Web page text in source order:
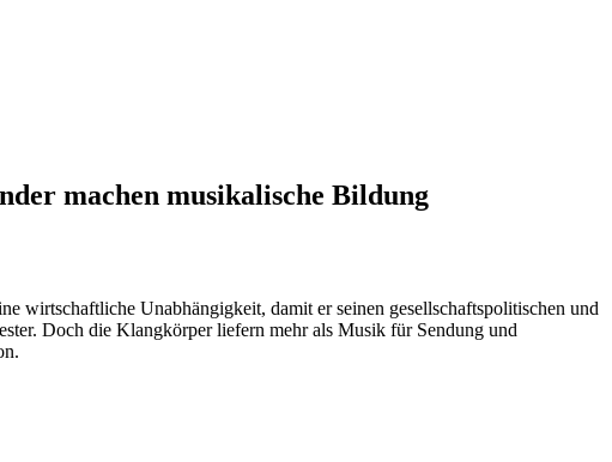
machen musikalische Bildung
wirtschaftliche Unabhängigkeit, damit er seinen gesellschaftspolitischen und
Doch die Klangkörper liefern mehr als Musik für Sendung und